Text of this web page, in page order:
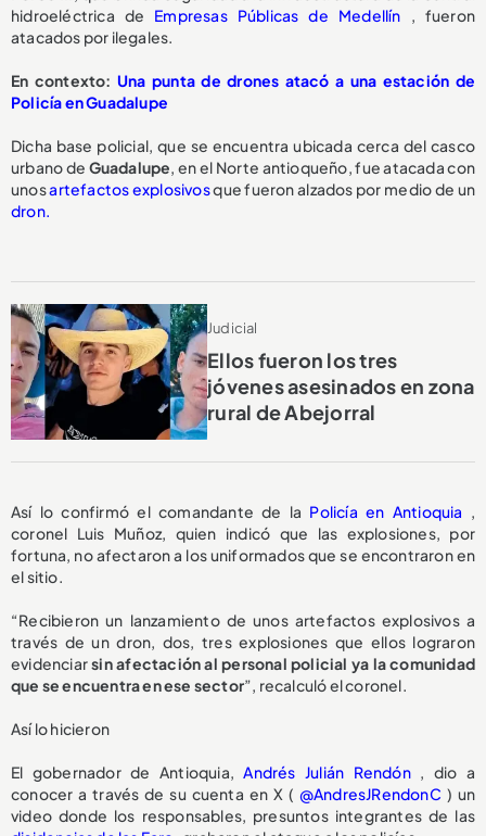
hidroeléctrica de Empresas Públicas de Medellín , fueron
atacados por ilegales.
En contexto: Una punta de drones atacó a una estación de
Policía en Guadalupe
Dicha base policial, que se encuentra ubicada cerca del casco
urbano de Guadalupe, en el Norte antioqueño, fue atacada con
unosartefactos explosivosque fueron alzados por medio de un
dron.
Judicial
Ellos fueron los tres
jóvenes asesinados en zona
rural de Abejorral
Así lo confirmó el comandante de la Policía en Antioquia ,
coronel Luis Muñoz, quien indicó que las explosiones, por
fortuna, no afectaron a los uniformados que se encontraron en
el sitio.
“Recibieron un lanzamiento de unos artefactos explosivos a
través de un dron, dos, tres explosiones que ellos lograron
evidenciarsin afectación al personal policial ya la comunidad
que se encuentra en ese sector”, recalculó el coronel.
Así lo hicieron
El gobernador de Antioquia,Andrés Julián Rendón, dio a
conocer a través de su cuenta en X ( @AndresJRendonC ) un
video donde los responsables, presuntos integrantes de las